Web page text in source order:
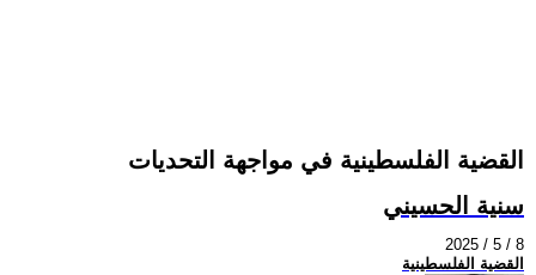
القضية الفلسطينية في مواجهة التحديات
سنية الحسيني
2025 / 5 / 8
القضية الفلسطينية